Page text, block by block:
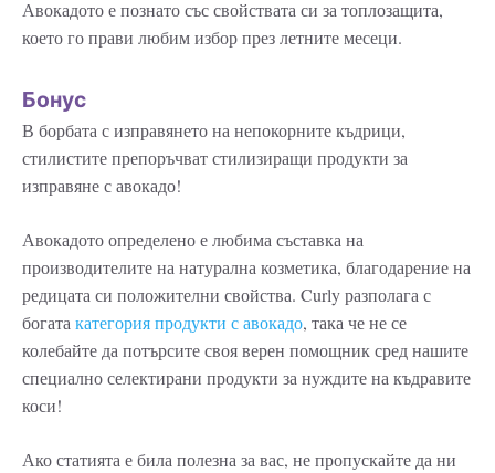
Авокадото е познато със свойствата си за топлозащита,
което го прави любим избор през летните месеци.
Бонус
В борбата с изправянето на непокорните къдрици,
стилистите препоръчват стилизиращи продукти за
изправяне с авокадо!
Авокадото определено е любима съставка на
производителите на натурална козметика, благодарение на
редицата си положителни свойства. Curly разполага с
богатакатегория продукти с авокадо, така че не се
колебайте да потърсите своя верен помощник сред нашите
специално селектирани продукти за нуждите на къдравите
коси!
Ако статията е била полезна за вас, не пропускайте да ни